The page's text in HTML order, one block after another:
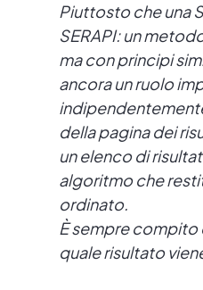
Piuttosto che una
SERAPI: un
ma con principi
ancora un ruolo
della pagina dei
un elenco di
algoritmo che
ordinato.
È sempre compito
quale risultato